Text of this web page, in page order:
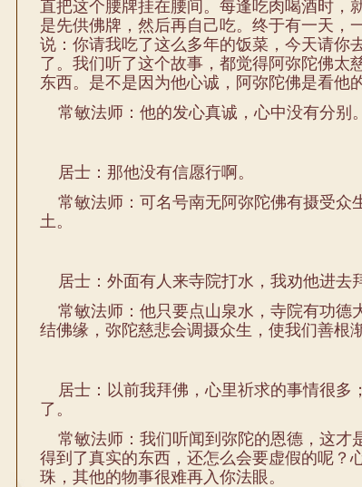
直把这个腰牌挂在腰间。每逢吃肉喝酒时，
是先供佛牌，然后再自己吃。终于有一天，
说：你请我吃了这么多年的饭菜，今天请你
了。我们听了这个故事，都觉得阿弥陀佛太
东西。是不是因为他心诚，阿弥陀佛是看他
常敏法师：他的发心真诚，心中没有分别。
居士：那他没有信愿行啊。
常敏法师：可名号南无阿弥陀佛有摄受众
土。
居士：外面有人来寺院打水，我劝他进去
常敏法师：他只要点山泉水，寺院有功德
结佛缘，弥陀慈悲会调摄众生，使我们善根
居士：以前我拜佛，心里祈求的事情很多
了。
常敏法师：我们听闻到弥陀的恩德，这才
得到了真实的东西，还怎么会要虚假的呢？
珠，其他的物事很难再入你法眼。